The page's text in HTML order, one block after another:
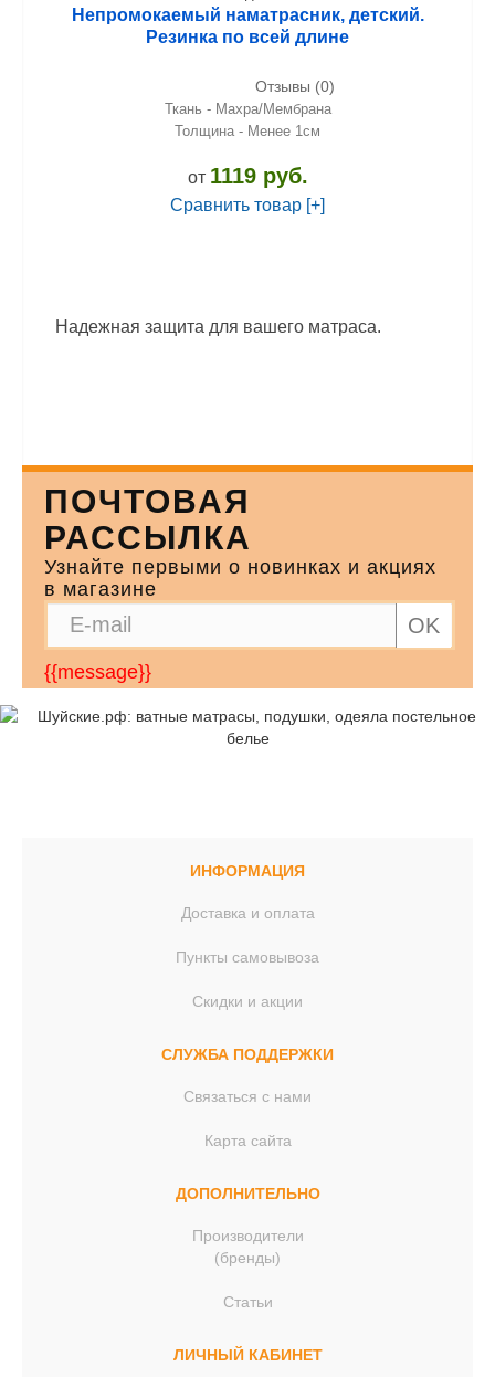
Непромокаемый наматрасник, детский.
Резинка по всей длине
Отзывы (0)
Ткань - Махра/Мембрана
Толщина - Менее 1см
от 1119 руб.
Сравнить товар [+]
Надежная защита для вашего матраса.
ПОЧТОВАЯ
РАССЫЛКА
Узнайте первыми о новинках и акциях
в магазине
OK
{{message}}
ИНФОРМАЦИЯ
Доставка и оплата
Пункты самовывоза
Скидки и акции
СЛУЖБА ПОДДЕРЖКИ
Связаться с нами
Карта сайта
ДОПОЛНИТЕЛЬНО
Производители
(бренды)
Статьи
ЛИЧНЫЙ КАБИНЕТ